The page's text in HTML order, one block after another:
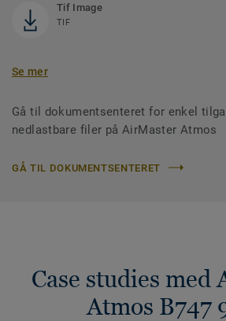
Tif Image
TIF
Se mer
Gå til dokumentsenteret for enkel
nedlastbare filer på AirMaster Atmos
GÅ TIL DOKUMENTSENTERET
Case studies med
Atmos B747